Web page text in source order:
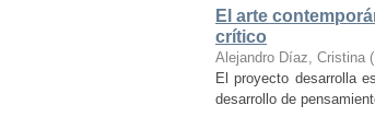
El arte
crítico
Alejandro Díaz, Cristina (
El proyecto desarrolla
desarrollo de